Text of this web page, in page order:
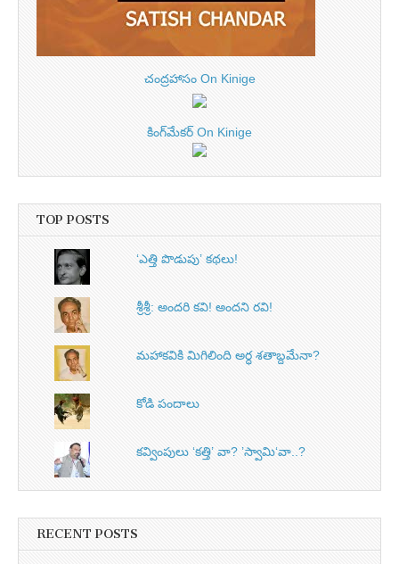
చంద్రహాసం On Kinige
కింగ్‌మేకర్ On Kinige
TOP POSTS
‘ఎత్తి పొడుపు’ కథలు!
శ్రీశ్రీ: అందరి కవి! అందని రవి!
మహాకవికి మిగిలింది అర్ధ శతాబ్దమేనా?
కోడి పందాలు
కవ్వింపులు ‘కత్తి’ వా? ’స్వామి‘వా..?
RECENT POSTS